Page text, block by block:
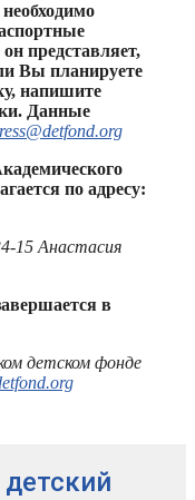
представляет,
Вы планируете
напишите
Данные
по адресу:
15 Анастасия
в
детском фонде